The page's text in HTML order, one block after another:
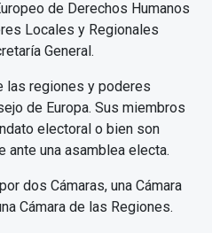
de Derechos Humanos
Locales y Regionales
General.
las regiones y poderes
de Europa. Sus miembros
electoral o bien son
una asamblea electa.
dos Cámaras, una Cámara
Cámara de las Regiones.